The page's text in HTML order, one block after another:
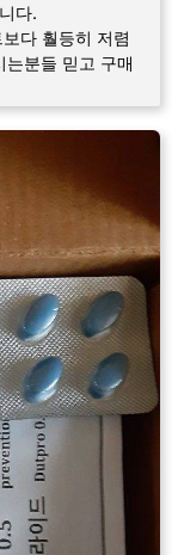
다.
다 훨등히 저렴
분들 믿고 구매